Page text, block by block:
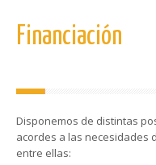
Financiación
Disponemos de distintas
acordes a las necesidades
entre ellas: